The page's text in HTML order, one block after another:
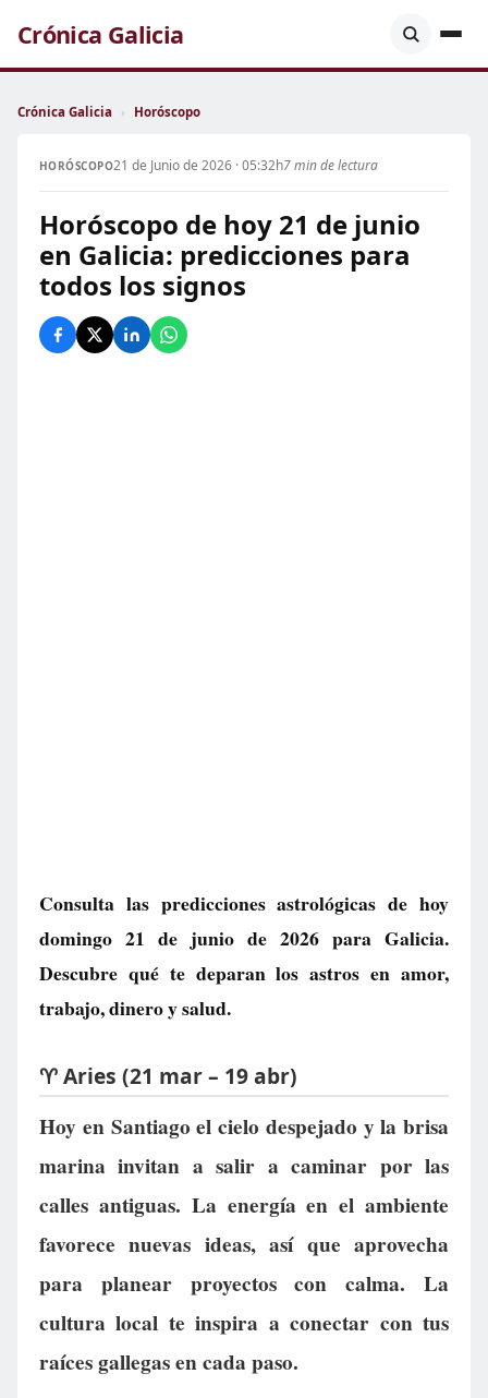
Crónica Galicia
Crónica Galicia › Horóscopo
HORÓSCOPO21 de Junio de 2026 · 05:32h7 min de lectura
Horóscopo de hoy 21 de junio
en Galicia: predicciones para
todos los signos
Consulta las predicciones astrológicas de hoy
domingo 21 de junio de 2026 para Galicia.
Descubre qué te deparan los astros en amor,
trabajo, dinero y salud.
♈ Aries (21 mar – 19 abr)
Hoy en Santiago el cielo despejado y la brisa
marina invitan a salir a caminar por las
calles antiguas. La energía en el ambiente
favorece nuevas ideas, así que aprovecha
para planear proyectos con calma. La
cultura local te inspira a conectar con tus
raíces gallegas en cada paso.